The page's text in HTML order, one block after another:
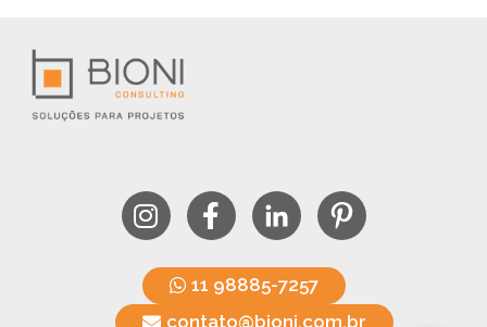
11 98885-7257
contato@bioni.com.br